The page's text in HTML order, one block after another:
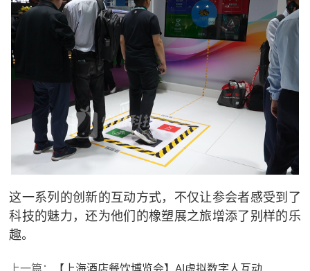
这一系列的创新的互动方式，不仅让参会者感受到了
科技的魅力，还为他们的橡塑展之旅增添了别样的乐
趣。
上一篇：